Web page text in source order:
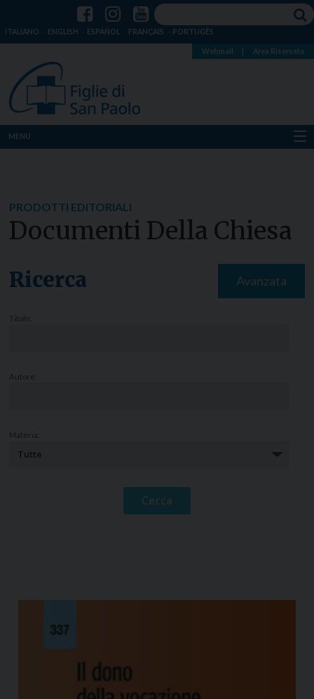
ITALIANO ENGLISH ESPAÑOL FRANÇAIS PORTUGÊS
Webmail Area Riservata
MENU
Notizie
PRODOTTI EDITORIALI
Documenti Della Chiesa
Ricerca Avanzata
Titolo:
Autore:
Materia: